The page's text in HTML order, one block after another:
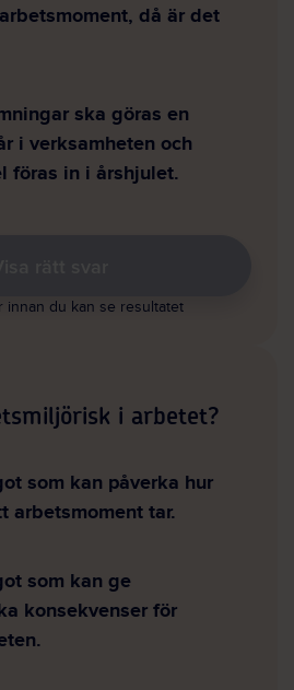
då är det
ska göras en
i verksamheten och
föras in i årshjulet.
innan du kan se resultatet
i arbetet?
som kan påverka hur
arbetsmoment tar.
som kan ge
konsekvenser för